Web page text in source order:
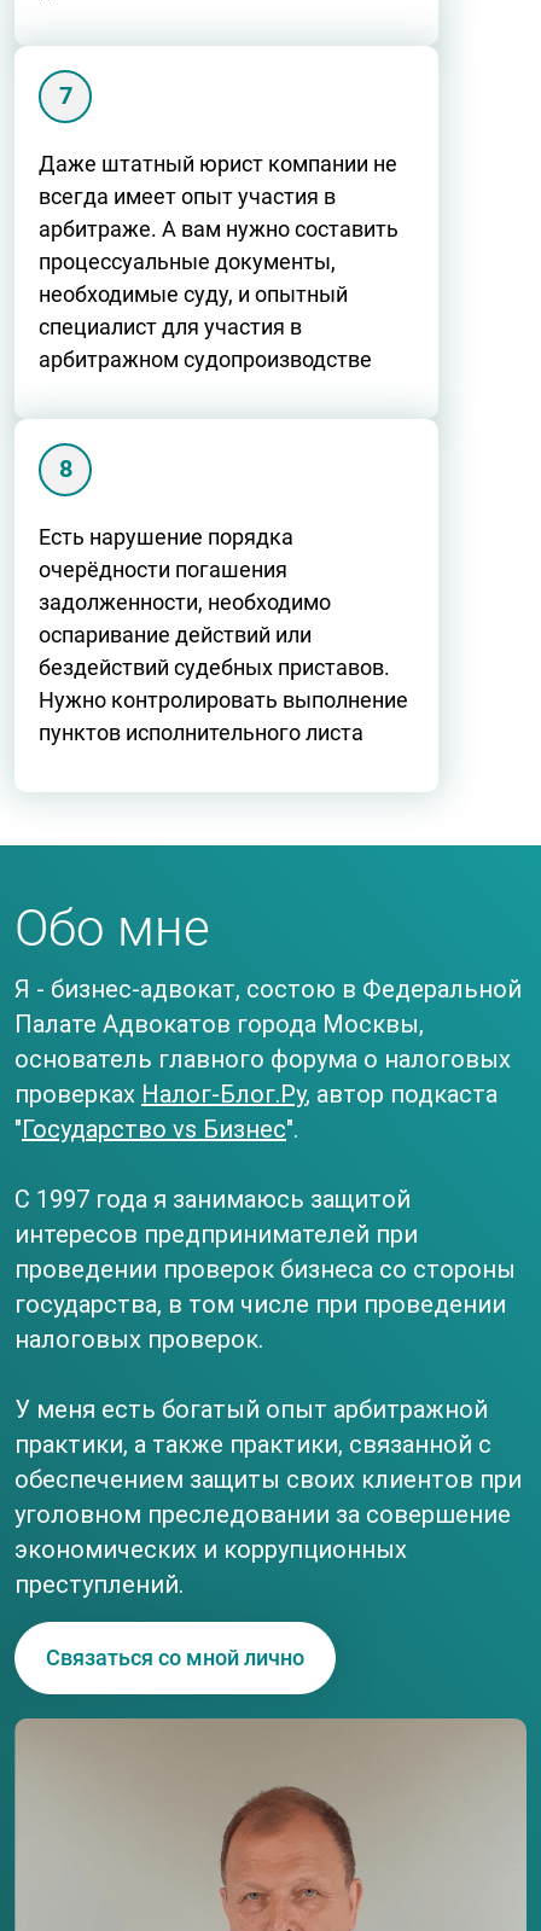
Даже штатный юрист компании не
всегда имеет опыт участия в
арбитраже. А вам нужно составить
процессуальные документы,
необходимые суду, и опытный
специалист для участия в
арбитражном судопроизводстве
Есть нарушение порядка
очерёдности погашения
задолженности, необходимо
оспаривание действий или
бездействий судебных приставов.
Нужно контролировать выполнение
пунктов исполнительного листа
Обо мне
Я - бизнес-адвокат, состою в Федеральной
Палате Адвокатов города Москвы,
основатель главного форума о налоговых
проверках Налог-Блог.Ру, автор подкаста
"Государство vs Бизнес".
С 1997 года я занимаюсь защитой
интересов предпринимателей при
проведении проверок бизнеса со стороны
государства, в том числе при проведении
налоговых проверок.
У меня есть богатый опыт арбитражной
практики, а также практики, связанной с
обеспечением защиты своих клиентов при
уголовном преследовании за совершение
экономических и коррупционных
преступлений.
Связаться со мной лично